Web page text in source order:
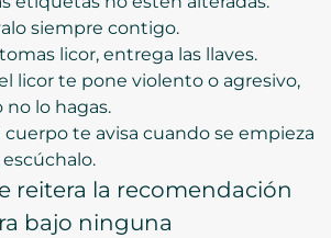
siempre contigo.
licor, entrega las llaves.
licor te pone violento o agresivo,
no lo hagas.
te avisa cuando se empieza
reitera la recomendación
bajo ninguna